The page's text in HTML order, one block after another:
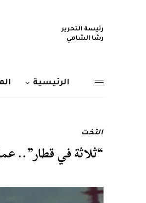
رئيسة التحرير
رشا الشامي
الرئيسية
التخت
“ثلاثة في قطار”..